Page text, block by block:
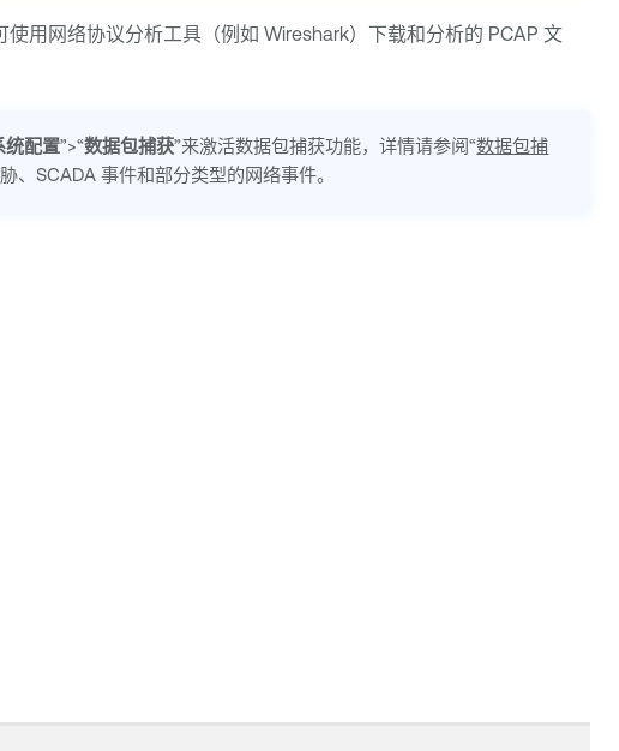
用网络协议分析工具（例如 Wireshark）下载和分析的 PCAP 文
统配置”>“数据包捕获”来激活数据包捕获功能，详情请参阅“数据包捕
、SCADA 事件和部分类型的网络事件。